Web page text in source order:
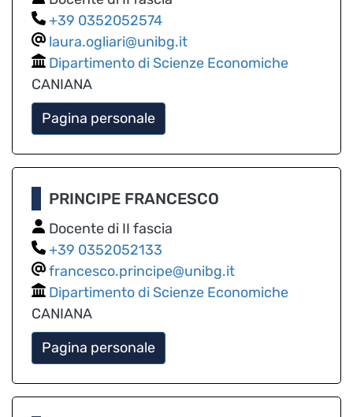
0352052574
laura.ogliari@unibg.it
Dipartimento di Scienze Economiche
CANIANA
Pagina personale
PRINCIPE FRANCESCO
Docente di II fascia
0352052133
francesco.principe@unibg.it
Dipartimento di Scienze Economiche
CANIANA
Pagina personale